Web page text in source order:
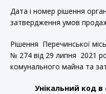
Дата і номер рішення
затвердження умов
Рішення Перечинської
№ 274 від 29 липня 2021
комунального майна та
Унікальний код в